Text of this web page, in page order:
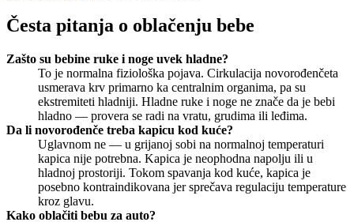
Česta pitanja o oblačenju bebe
Zašto su bebine ruke i noge uvek hladne?
To je normalna fiziološka pojava. Cirkulacija novorođenčeta
usmerava krv primarno ka centralnim organima, pa su
ekstremiteti hladniji. Hladne ruke i noge ne znače da je bebi
hladno — provera se radi na vratu, grudima ili leđima.
Da li novorođenče treba kapicu kod kuće?
Uglavnom ne — u grijanoj sobi na normalnoj temperaturi
kapica nije potrebna. Kapica je neophodna napolju ili u
hladnoj prostoriji. Tokom spavanja kod kuće, kapica je
posebno kontraindikovana jer sprečava regulaciju temperature
kroz glavu.
Kako oblačiti bebu za auto?